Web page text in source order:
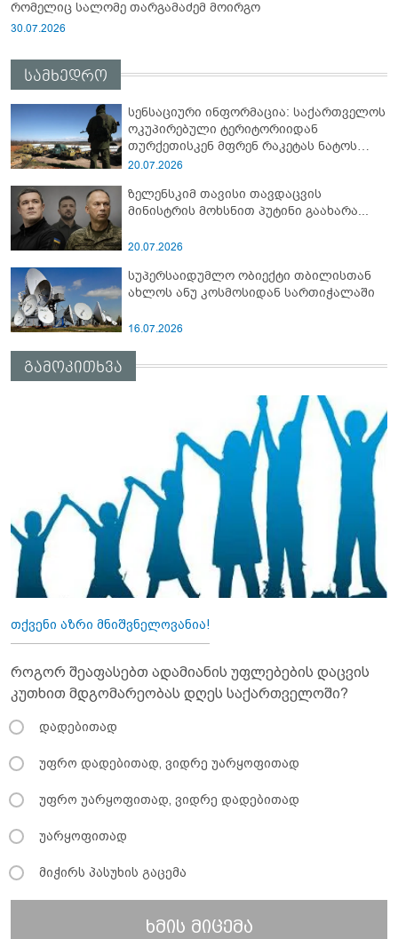
რომელიც სალომე თარგამაძემ მოირგო
30.07.2026
სამხედრო
სენსაციური ინფორმაცია: საქართველოს
ოკუპირებული ტერიტორიიდან
თურქეთისკენ მფრენ რაკეტას ნატოს
სამიტი კინაღამ ჩაუშლია
20.07.2026
ზელენსკიმ თავისი თავდაცვის
მინისტრის მოხსნით პუტინი გაახარა...
20.07.2026
სუპერსაიდუმლო ობიექტი თბილისთან
ახლოს ანუ კოსმოსიდან სართიჭალაში
16.07.2026
გამოკითხვა
თქვენი აზრი მნიშვნელოვანია!
როგორ შეაფასებთ ადამიანის უფლებების დაცვის
კუთხით მდგომარეობას დღეს საქართველოში?
დადებითად
უფრო დადებითად, ვიდრე უარყოფითად
უფრო უარყოფითად, ვიდრე დადებითად
უარყოფითად
მიჭირს პასუხის გაცემა
ხმის მიცემა